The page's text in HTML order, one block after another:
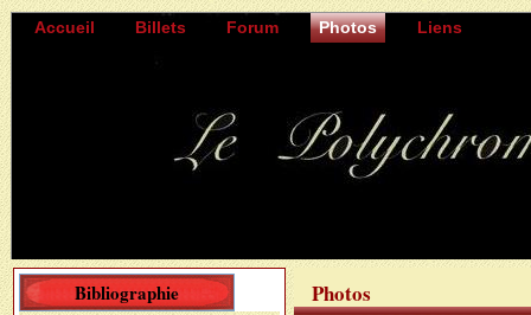
Accueil Billets Forum Photos Liens
Bibliographie Photos